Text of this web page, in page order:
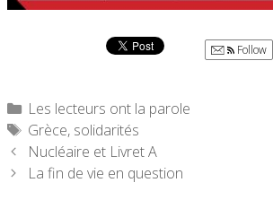
Follow
Catégories
Les lecteurs ont la parole
Étiquettes
Grèce, solidarités
Nucléaire et Livret A
La fin de vie en question